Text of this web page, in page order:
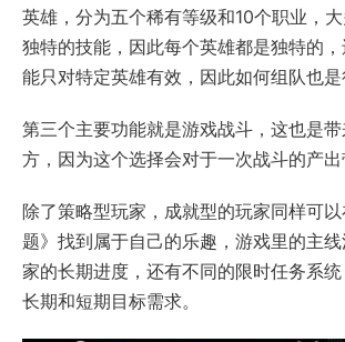
英雄，分为五个稀有等级和10个职业，
独特的技能，因此每个英雄都是独特的
能只对特定英雄有效，因此如何组队也是
第三个主要功能就是游戏战斗，这也是
方，因为这个选择会对于一次战斗的产出
除了策略型玩家，成就型的玩家同样可
题》找到属于自己的乐趣，游戏里的主
家的长期进度，还有不同的限时任务系
长期和短期目标需求。